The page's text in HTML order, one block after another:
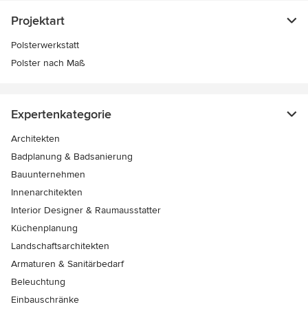
Projektart
Polsterwerkstatt
Polster nach Maß
Expertenkategorie
Architekten
Badplanung & Badsanierung
Bauunternehmen
Innenarchitekten
Interior Designer & Raumausstatter
Küchenplanung
Landschaftsarchitekten
Armaturen & Sanitärbedarf
Beleuchtung
Einbauschränke